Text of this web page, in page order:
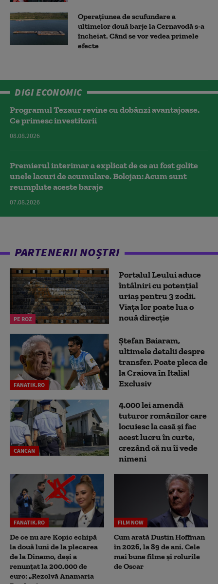
Operațiunea de scufundare a
ultimelor două barje la Cernavodă s-a
încheiat. Când se vor vedea primele
efecte
DIGI ECONOMIC
Programul Tezaur revine cu dobânzi avantajoase.
Ce primesc investitorii
08.08.2026
Premierul interimar a explicat de ce au fost golite
unele lacuri de acumulare. Bolojan: Acum sunt
reumplute aceste baraje
07.08.2026
PARTENERII NOȘTRI
PE ROZ
Portalul Leului aduce
întâlniri cu potențial
uriaș pentru 3 zodii.
Viața lor poate lua o
nouă direcție
FANATIK.RO
Ștefan Baiaram,
ultimele detalii despre
transfer. Poate pleca de
la Craiova în Italia!
Exclusiv
CANCAN
4.000 lei amendă
tuturor românilor care
locuiesc la casă și fac
acest lucru în curte,
crezând că nu îi vede
nimeni
FANATIK.RO
De ce nu are Kopic echipă
la două luni de la plecarea
de la Dinamo, deși a
renunțat la 200.000 de
euro: „Rezolvă Anamaria
FILM NOW
Cum arată Dustin Hoffman
în 2026, la 89 de ani. Cele
mai bune filme și rolurile
de Oscar